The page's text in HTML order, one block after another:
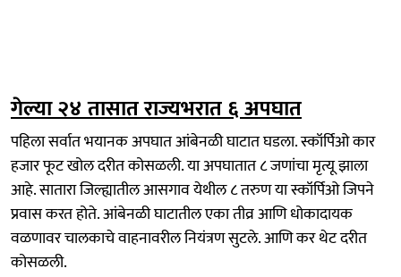
गेल्या २४ तासात राज्यभरात ६ अपघात
पहिला सर्वात भयानक अपघात आंबेनळी घाटात घडला. स्कॉर्पिओ कार
हजार फूट खोल दरीत कोसळली. या अपघातात ८ जणांचा मृत्यू झाला
आहे. सातारा जिल्ह्यातील आसगाव येथील ८ तरुण या स्कॉर्पिओ जिपने
प्रवास करत होते. आंबेनळी घाटातील एका तीव्र आणि धोकादायक
वळणावर चालकाचे वाहनावरील नियंत्रण सुटले. आणि कर थेट दरीत
कोसळली.